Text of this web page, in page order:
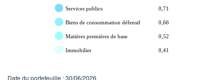
Services publics 0,71
Biens de consommation défensif 0,66
Matières premières de base 0,52
Immobilier 0,41
Date du portefeuille : 30/06/2026